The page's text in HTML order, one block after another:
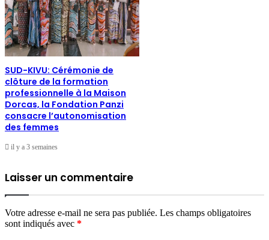
SUD-KIVU: Cérémonie de
clôture de la formation
professionnelle à la Maison
Dorcas, la Fondation Panzi
consacre l’autonomisation
des femmes
il y a 3 semaines
Laisser un commentaire
Votre adresse e-mail ne sera pas publiée. Les champs obligatoires
sont indiqués avec *